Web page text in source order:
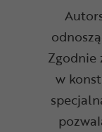
Zgodnie
w